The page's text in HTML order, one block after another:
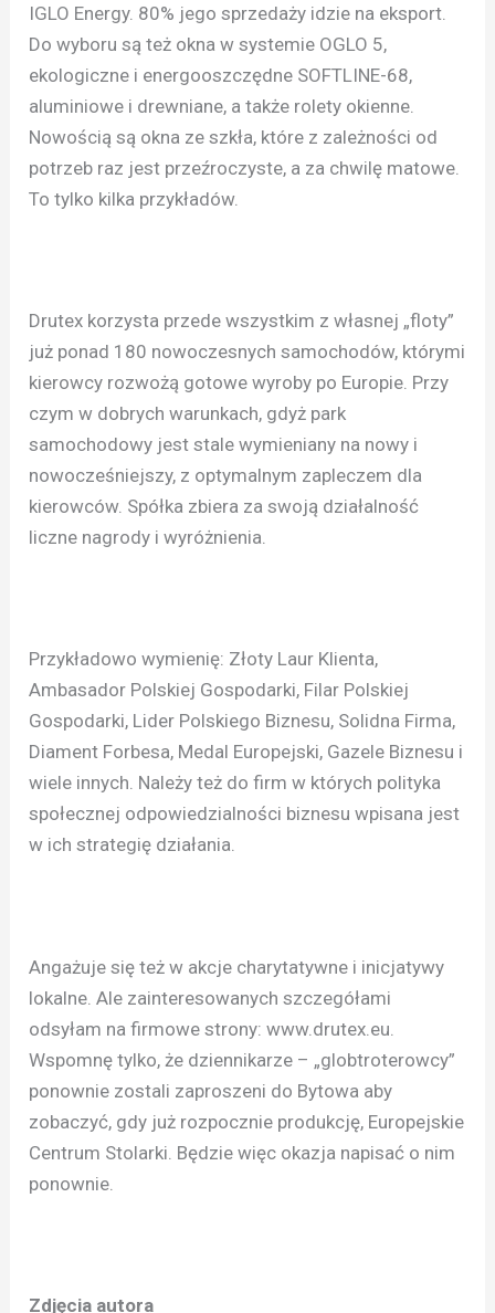
IGLO Energy. 80% jego sprzedaży idzie na eksport.
Do wyboru są też okna w systemie OGLO 5,
ekologiczne i energooszczędne SOFTLINE-68,
aluminiowe i drewniane, a także rolety okienne.
Nowością są okna ze szkła, które z zależności od
potrzeb raz jest przeźroczyste, a za chwilę matowe.
To tylko kilka przykładów.
Drutex korzysta przede wszystkim z własnej „floty”
już ponad 180 nowoczesnych samochodów, którymi
kierowcy rozwożą gotowe wyroby po Europie. Przy
czym w dobrych warunkach, gdyż park
samochodowy jest stale wymieniany na nowy i
nowocześniejszy, z optymalnym zapleczem dla
kierowców. Spółka zbiera za swoją działalność
liczne nagrody i wyróżnienia.
Przykładowo wymienię: Złoty Laur Klienta,
Ambasador Polskiej Gospodarki, Filar Polskiej
Gospodarki, Lider Polskiego Biznesu, Solidna Firma,
Diament Forbesa, Medal Europejski, Gazele Biznesu i
wiele innych. Należy też do firm w których polityka
społecznej odpowiedzialności biznesu wpisana jest
w ich strategię działania.
Angażuje się też w akcje charytatywne i inicjatywy
lokalne. Ale zainteresowanych szczegółami
odsyłam na firmowe strony: www.drutex.eu.
Wspomnę tylko, że dziennikarze – „globtroterowcy”
ponownie zostali zaproszeni do Bytowa aby
zobaczyć, gdy już rozpocznie produkcję, Europejskie
Centrum Stolarki. Będzie więc okazja napisać o nim
ponownie.
Zdjęcia autora